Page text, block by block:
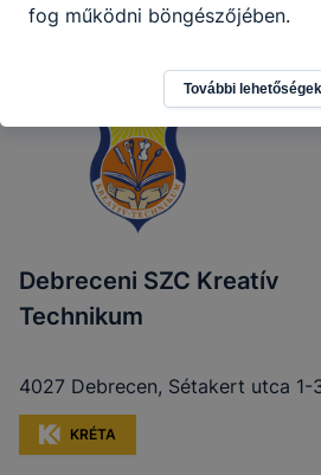
Debreceni SZC Kreatív
Technikum
4027 Debrecen, Sétakert utca 1-
KRÉTA
fog működni böngészőjében.
További lehetőségek